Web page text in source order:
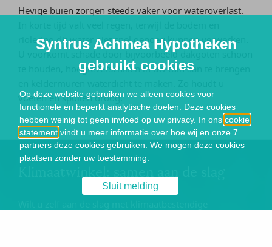
Hevige buien zorgen steeds vaker voor wateroverlast.
riolering dit water niet snel genoeg kunnen verwerken.
U voorkomt schade door bijvoorbeeld dakgoten schoon
te houden, hoogteverschillen in uw tuin aan te brengen
voeten én spullen droog.
Syntrus Achmea Hypotheken
gebruikt cookies
Op deze website gebruiken we alleen cookies voor
functionele en beperkt analytische doelen. Deze cookies
hebben weinig tot geen invloed op uw privacy. In ons cookie
statement vindt u meer informatie over hoe wij en onze 7
partners deze cookies gebruiken. We mogen deze cookies
plaatsen zonder uw toestemming.
Sluit melding